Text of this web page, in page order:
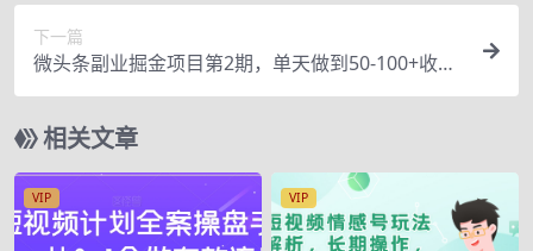
下一篇
微头条副业掘金项目第2期，单天做到50-100+收
益！（无水印）
相关文章
VIP VIP